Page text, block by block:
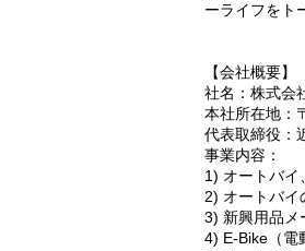
ーライフをト
【会社概要】
社名：株式会
本社所在地：
代表取締役：
事業内容：
1) オートバイ
2) オートバイ
3) 新興用品メ
4) E-Bike（電